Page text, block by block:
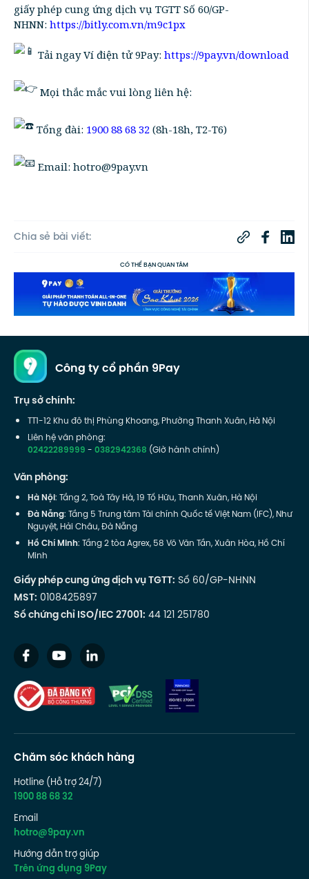
giấy phép cung ứng dịch vụ TGTT Số 60/GP-
NHNN: https://bitly.com.vn/m9c1px
Tải ngay Ví điện tử 9Pay: https://9pay.vn/download
Mọi thắc mắc vui lòng liên hệ:
Tổng đài: 1900 88 68 32 (8h-18h, T2-T6)
Email: hotro@9pay.vn
Chia sẻ bài viết:
CÓ THỂ BẠN QUAN TÂM
Công ty cổ phần 9Pay
Trụ sở chính:
TT1-12 Khu đô thị Phùng Khoang, Phường Thanh Xuân, Hà Nội
Liên hệ văn phòng:
02422289999-0382942368 (Giờ hành chính)
Văn phòng:
Hà Nội: Tầng 2, Toà Tây Hà, 19 Tố Hữu, Thanh Xuân, Hà Nội
Đà Nẵng: Tầng 5 Trung tâm Tài chính Quốc tế Việt Nam (IFC), Như
Nguyệt, Hải Châu, Đà Nẵng
Hồ Chí Minh: Tầng 2 tòa Agrex, 58 Võ Văn Tần, Xuân Hòa, Hồ Chí
Minh
Giấy phép cung ứng dịch vụ TGTT: Số 60/GP-NHNN
MST: 0108425897
Số chứng chỉ ISO/IEC 27001: 44 121 251780
Chăm sóc khách hàng
Hotline (Hỗ trợ 24/7)
1900 88 68 32
Email
hotro@9pay.vn
Hướng dẫn trợ giúp
Trên ứng dụng 9Pay